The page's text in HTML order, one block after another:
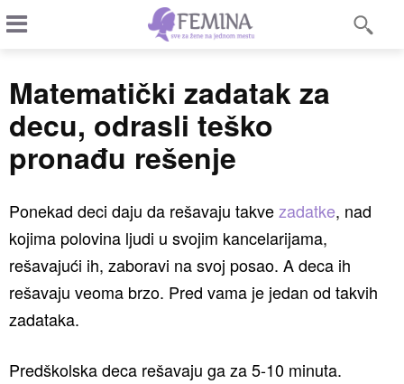
Matematički zadatak za
decu, odrasli teško
pronađu rešenje
Ponekad deci daju da rešavaju takvezadatke, nad
kojima polovina ljudi u svojim kancelarijama,
rešavajući ih, zaboravi na svoj posao. A deca ih
rešavaju veoma brzo. Pred vama je jedan od takvih
zadataka.
Predškolska deca rešavaju ga za 5-10 minuta.